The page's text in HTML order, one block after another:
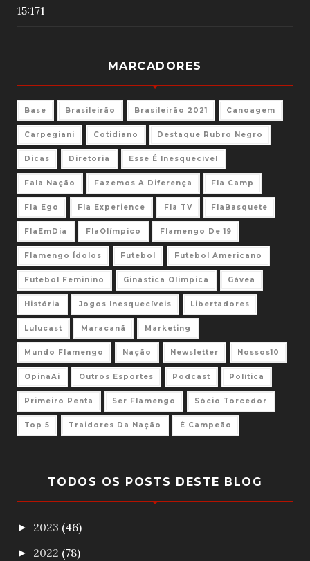
15:171
MARCADORES
Base Brasileirão Brasileirão 2021 Canoagem
Carpegiani Cotidiano Destaque Rubro Negro
Dicas Diretoria Esse É Inesquecível
Fala Nação Fazemos A Diferença Fla Camp
Fla Ego Fla Experience Fla TV FlaBasquete
FlaEmDia FlaOlímpico Flamengo De 19
Flamengo Ídolos Futebol Futebol Americano
Futebol Feminino Ginástica Olimpica Gávea
História Jogos Inesquecíveis Libertadores
Lulucast Maracanã Marketing
Mundo Flamengo Nação Newsletter Nossos10
OpinaAi Outros Esportes Podcast Política
Primeiro Penta Ser Flamengo Sócio Torcedor
Top 5 Traidores Da Nação É Campeão
TODOS OS POSTS DESTE BLOG
► 2023 (46)
► 2022 (78)